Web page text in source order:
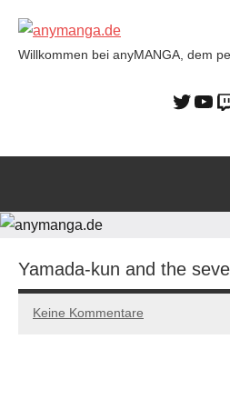
Willkommen bei anyMANGA, dem
Yamada-kun and the
11/12/2022
Tups
Keine Kommentare